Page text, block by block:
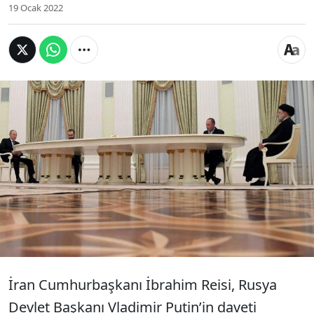
19 Ocak 2022
İran Cumhurbaşkanı İbrahim Reisi, Kremlin'de
Rusya Devlet Başkanı Vladimir Putin ile bir araya
geldiği görüşmede, "40 yılı aşkın bir süredir
ABD'ye karşı direniyoruz. Umarım tüm
çabalarımız ABD yaptırımlarının kaldırılmasını
sağlar. Yaptırımlar nedeniyle ülkemizdeki
ilerlemeyi durdurmayacağız" dedi.
İran Cumhurbaşkanı İbrahim Reisi, Rusya
Devlet Başkanı Vladimir Putin’in daveti